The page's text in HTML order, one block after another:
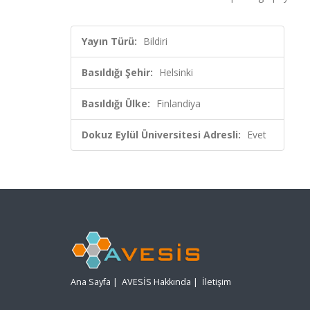
Yayın Türü: Bildiri
Basıldığı Şehir: Helsinki
Basıldığı Ülke: Finlandiya
Dokuz Eylül Üniversitesi Adresli: Evet
Ana Sayfa | AVESİS Hakkında | İletişim